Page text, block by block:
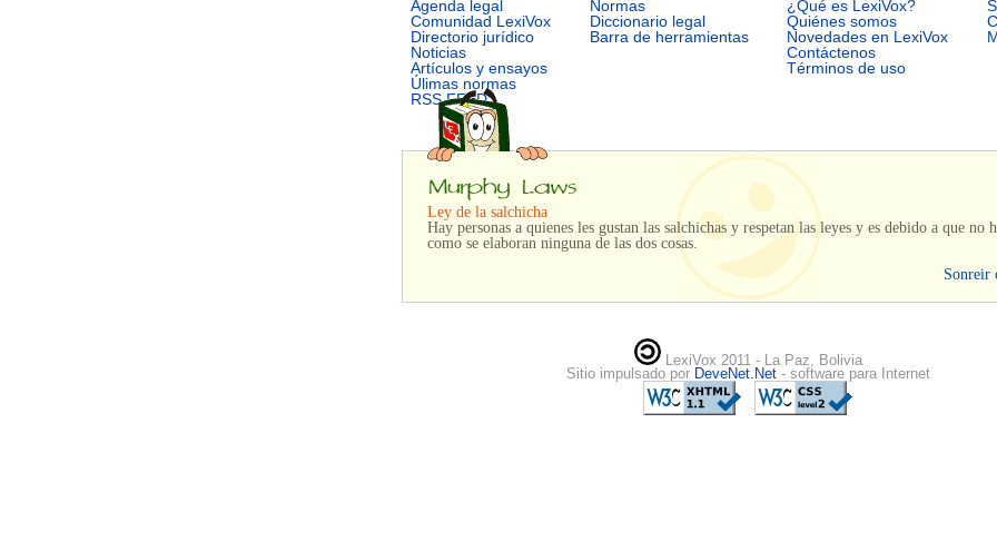
Agenda legal
Comunidad LexiVox
Directorio jurídico
Noticias
Artículos y ensayos
Úlimas normas
RSS FEED
Normas
Diccionario legal
Barra de herramientas
¿Qué es LexiVox?
Quiénes somos
Novedades en LexiVox
Contáctenos
Términos de uso
Ley de la salchicha
Hay personas a quienes les gustan las salchichas y respetan las leyes y es debido a que no
como se elaboran ninguna de las dos cosas.
Sonreir
LexiVox 2011 - La Paz, Bolivia
Sitio impulsado por DeveNet.Net - software para Internet